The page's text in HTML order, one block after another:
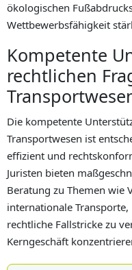
ökologischen
Wettbewerbsfähigkeit
Kompetente
rechtlichen
Die kompetente
Transportwesen ist
effizient und
Juristen bieten
Beratung zu Themen wie
internationale
rechtliche Fallstricke zu
Kerngeschäft